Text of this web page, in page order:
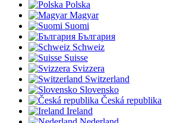
Polska
Magyar
Suomi
България
Schweiz
Suisse
Svizzera
Switzerland
Slovensko
Česká republika
Ireland